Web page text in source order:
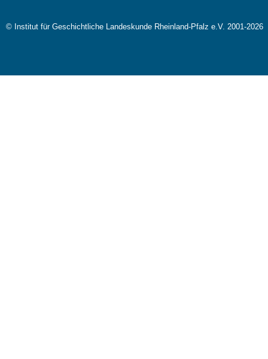
© Institut für Geschichtliche Landeskunde Rheinland-Pfalz e.V. 2001-2026